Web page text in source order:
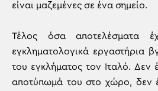
είναι μαζεμένες σε ένα σημείο.
Τέλος όσα αποτελέσματα
εγκληματολογικά εργαστήρια
του εγκλήματος τον Ιταλό. Δεν
αποτύπωμά του στο χώρο, δεν